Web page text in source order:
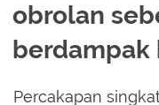
obrolan
berdampak
Percakapan